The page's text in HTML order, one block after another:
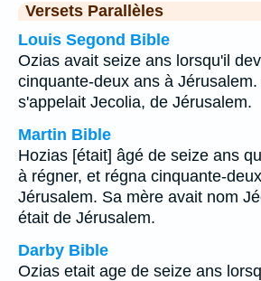
Versets Parallèles
Louis Segond Bible
Ozias avait seize ans lorsqu'il
cinquante-deux ans à
s'appelait Jecolia, de Jérusalem.
Martin Bible
Hozias [était] âgé de seize ans
à régner, et régna cinquante-
Jérusalem. Sa mère avait nom
était de Jérusalem.
Darby Bible
Ozias etait age de seize ans